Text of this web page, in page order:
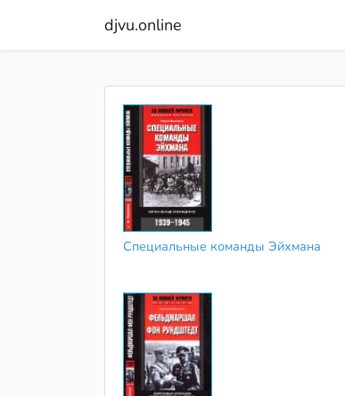
djvu.online
Специальные команды Эйхмана